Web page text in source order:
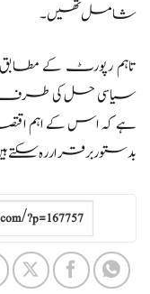
شامل تھیں۔
تاہم رپورٹ کے
سیاسی حل کی طرف
ہے کہ اس کے اہم
بدستور برقرار رہ سکتے